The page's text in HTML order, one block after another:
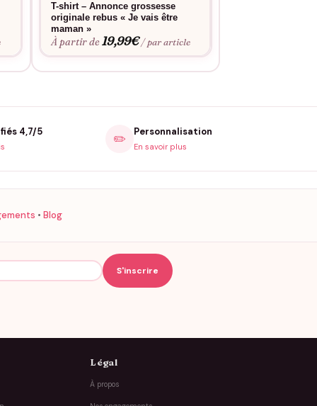
T-shirt – Annonce grossesse
originale rebus « Je vais être
maman »
À partir de19,99€ / par article
4,7/5 ✏️ Personnalisation
En savoir plus
• Blog
Légal
À propos